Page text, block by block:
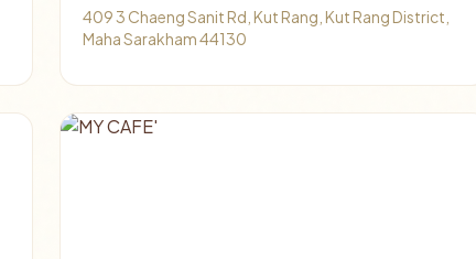
409 3 Chaeng Sanit Rd, Kut Rang, Kut Rang District,
Maha Sarakham 44130